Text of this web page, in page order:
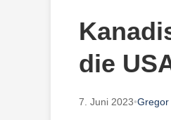
die
7. Juni 2023•